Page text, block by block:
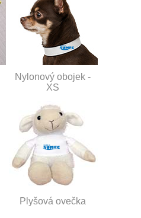
Nylonový obojek -
XS
Plyšová ovečka